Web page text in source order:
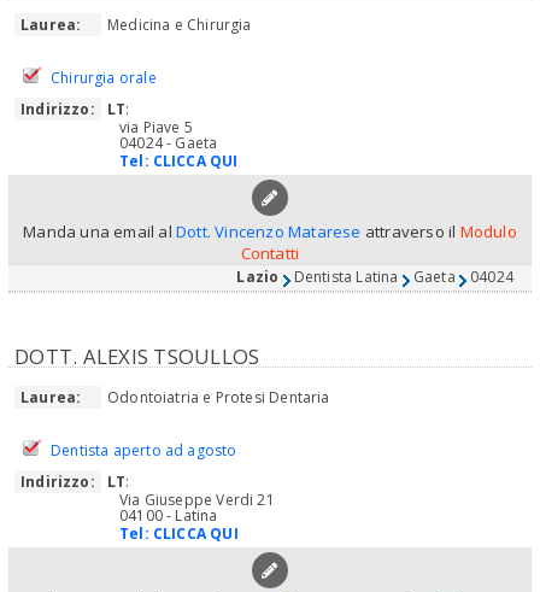
Laurea: Medicina e Chirurgia
Chirurgia orale
Indirizzo:
LT:
via Piave 5
04024 - Gaeta
Tel: CLICCA QUI
Manda una email al Dott. Vincenzo Matarese attraverso il Modulo
Contatti
Lazio Dentista Latina Gaeta 04024
DOTT. ALEXIS TSOULLOS
Laurea: Odontoiatria e Protesi Dentaria
Dentista aperto ad agosto
Indirizzo:
LT:
Via Giuseppe Verdi 21
04100 - Latina
Tel: CLICCA QUI